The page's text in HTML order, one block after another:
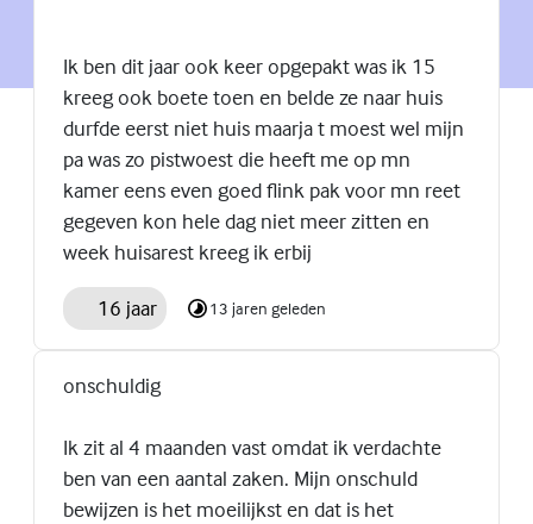
Ik ben dit jaar ook keer opgepakt was ik 15
kreeg ook boete toen en belde ze naar huis
durfde eerst niet huis maarja t moest wel mijn
pa was zo pistwoest die heeft me op mn
kamer eens even goed flink pak voor mn reet
gegeven kon hele dag niet meer zitten en
week huisarest kreeg ik erbij
16 jaar 13 jaren geleden
onschuldig
Ik zit al 4 maanden vast omdat ik verdachte
ben van een aantal zaken. Mijn onschuld
bewijzen is het moeilijkst en dat is het